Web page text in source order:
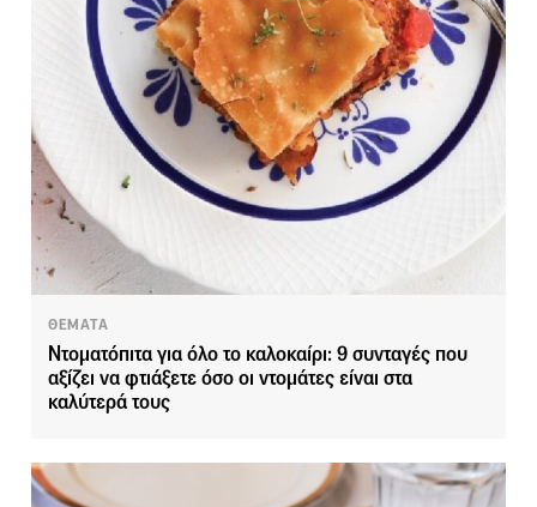
ΘΕΜΑΤΑ
Ντοματόπιτα για όλο το καλοκαίρι: 9 συνταγές που
αξίζει να φτιάξετε όσο οι ντομάτες είναι στα
καλύτερά τους